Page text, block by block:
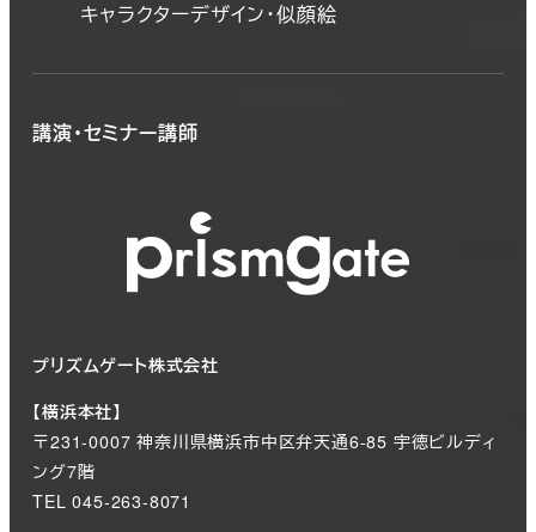
キャラクターデザイン・似顔絵
講演・セミナー講師
プリズムゲート株式会社
【横浜本社】
〒231-0007 神奈川県横浜市中区弁天通6-85 宇徳ビルディ
ング7階
TEL 045-263-8071